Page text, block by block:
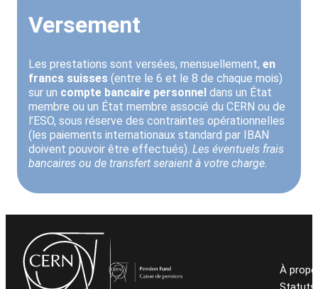
Versement
Les prestations sont versées, mensuellement, en
francs suisses (entre le 6 et le 8 de chaque mois)
sur un compte bancaire personnel dans un État
membre ou un État membre associé du CERN ou de
l’ESO, sous réserve des contraintes opérationnelles
(les paiements internationaux standard par IBAN
doivent pouvoir être effectués). Les éventuels frais
bancaires ou de transfert seraient à votre charge.
À